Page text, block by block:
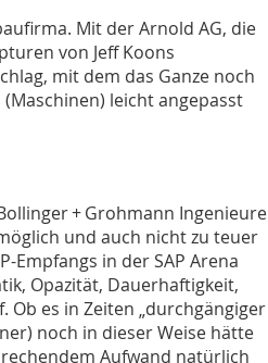
Mit der Arnold AG, die
von Jeff Koons
mit dem das Ganze noch
leicht angepasst
+ Grohmann Ingenieure
und auch nicht zu teuer
Empfangs in der SAP Arena
Opazität, Dauerhaftigkeit,
Ob es in Zeiten „durchgängiger
noch in dieser Weise hätte
Aufwand natürlich